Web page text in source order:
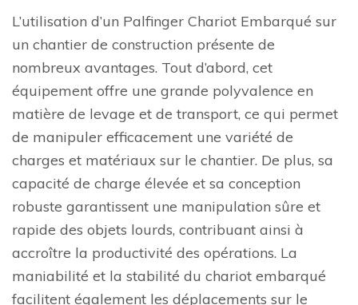
L’utilisation d’un Palfinger Chariot Embarqué sur
un chantier de construction présente de
nombreux avantages. Tout d’abord, cet
équipement offre une grande polyvalence en
matière de levage et de transport, ce qui permet
de manipuler efficacement une variété de
charges et matériaux sur le chantier. De plus, sa
capacité de charge élevée et sa conception
robuste garantissent une manipulation sûre et
rapide des objets lourds, contribuant ainsi à
accroître la productivité des opérations. La
maniabilité et la stabilité du chariot embarqué
facilitent également les déplacements sur le